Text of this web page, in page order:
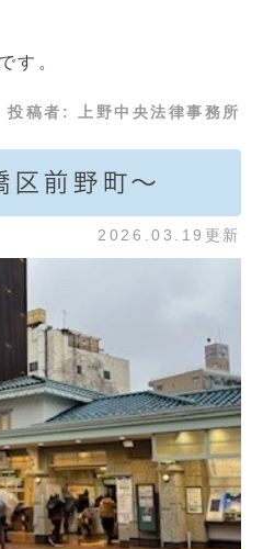
す。
投稿者: 上野中央法律事務所
区前野町～
2026.03.19更新